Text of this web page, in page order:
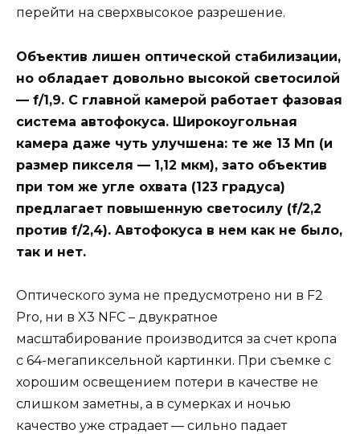
перейти на сверхвысокое разрешение.
Объектив лишен оптической стабилизации,
но обладает довольно высокой светосилой
— f/1,9. С главной камерой работает фазовая
система автофокуса. Широкоугольная
камера даже чуть улучшена: те же 13 Мп (и
размер пикселя — 1,12 мкм), зато объектив
при том же угле охвата (123 градуса)
предлагает повышенную светосилу (f/2,2
против f/2,4). Автофокуса в нем как не было,
так и нет.
Оптического зума не предусмотрено ни в F2
Pro, ни в X3 NFC – двукратное
масштабирование производится за счет кропа
с 64-мегапиксельной картинки. При съемке с
хорошим освещением потери в качестве не
слишком заметны, а в сумерках и ночью
качество уже страдает — сильно падает